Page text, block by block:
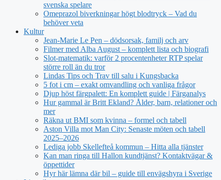
svenska spelare
Omeprazol biverkningar högt blodtryck – Vad du
behöver veta
Kultur
Jean‑Marie Le Pen – dödsorsak, familj och arv
Filmer med Alba August – komplett lista och biografi
Slot-matematik: varför 2 procentenheter RTP spelar
större roll än du tror
Lindas Tips och Trav till salu i Kungsbacka
5 fot i cm – exakt omvandling och vanliga frågor
Djup höst färgpalett: En komplett guide | Färganalys
Hur gammal är Britt Ekland? Ålder, barn, relationer och
mer
Räkna ut BMI som kvinna – formel och tabell
Aston Villa mot Man City: Senaste möten och tabell
2025–2026
Lediga jobb Skellefteå kommun – Hitta alla tjänster
Kan man ringa till Hallon kundtjänst? Kontaktvägar &
öppettider
Hyr här lämna där bil – guide till envägshyra i Sverige